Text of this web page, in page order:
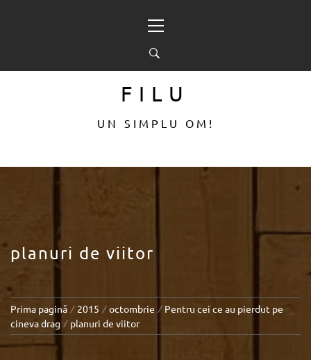
principal
FILU
UN SIMPLU OM!
planuri de viitor
Prima pagină 2015 octombrie
Pentru cei ce au pierdut pe
cineva drag
planuri de viitor